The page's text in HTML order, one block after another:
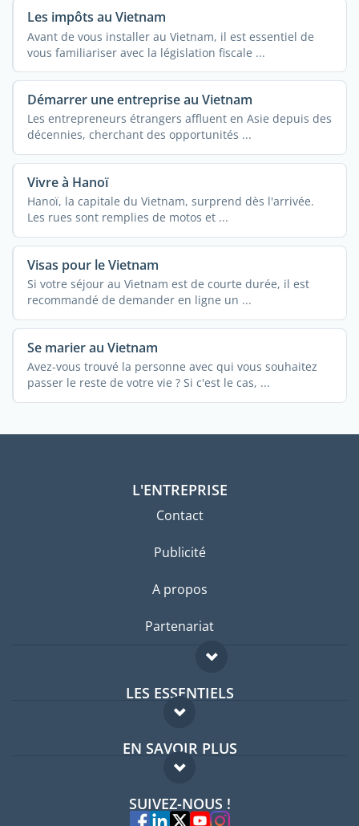
Les impôts au Vietnam
Avant de vous installer au Vietnam, il est essentiel de
vous familiariser avec la législation fiscale ...
Démarrer une entreprise au Vietnam
Les entrepreneurs étrangers affluent en Asie depuis des
décennies, cherchant des opportunités ...
Vivre à Hanoï
Hanoï, la capitale du Vietnam, surprend dès l'arrivée.
Les rues sont remplies de motos et ...
Visas pour le Vietnam
Si votre séjour au Vietnam est de courte durée, il est
recommandé de demander en ligne un ...
Se marier au Vietnam
Avez-vous trouvé la personne avec qui vous souhaitez
passer le reste de votre vie ? Si c'est le cas, ...
L'ENTREPRISE
Contact
Publicité
A propos
Partenariat
LES ESSENTIELS
Forum expatriés
Guides pays
EN SAVOIR PLUS
FAQ
Experts
SUIVEZ-NOUS !